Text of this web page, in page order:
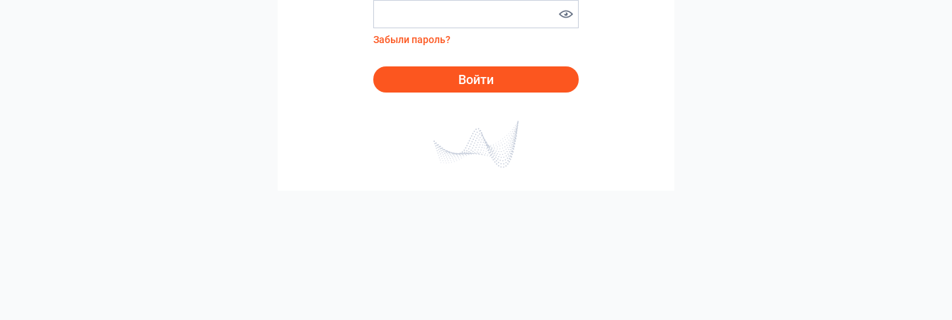
Забыли пароль?
Войти